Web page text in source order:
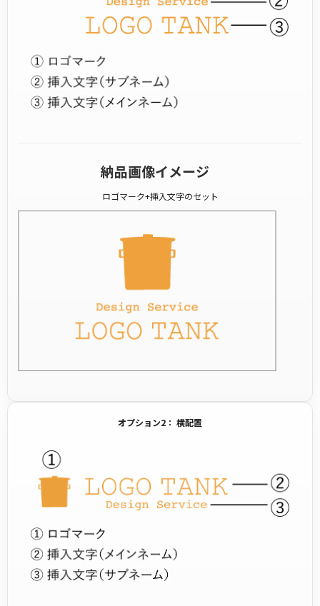
納品画像イメージ
ロゴマーク+挿入文字のセット
オプション2： 横配置